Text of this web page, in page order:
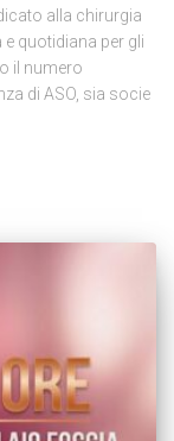
alla chirurgia
quotidiana per gli
il numero
di ASO, sia socie